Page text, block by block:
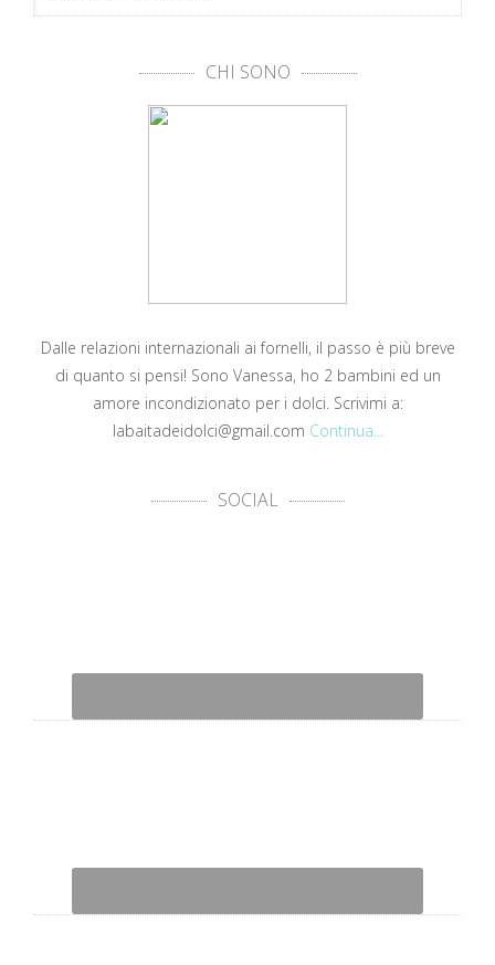
CHI SONO
Dalle relazioni internazionali ai fornelli, il passo è più breve
di quanto si pensi! Sono Vanessa, ho 2 bambini ed un
amore incondizionato per i dolci. Scrivimi a:
labaitadeidolci@gmail.com Continua...
SOCIAL